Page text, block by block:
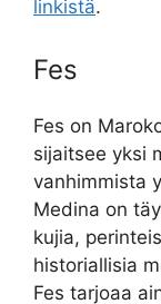
linkistä.
Fes
Fes on
sijaitsee yksi
vanhimmista
Medina on
kujia,
historiallisia
Fes tarjoaa